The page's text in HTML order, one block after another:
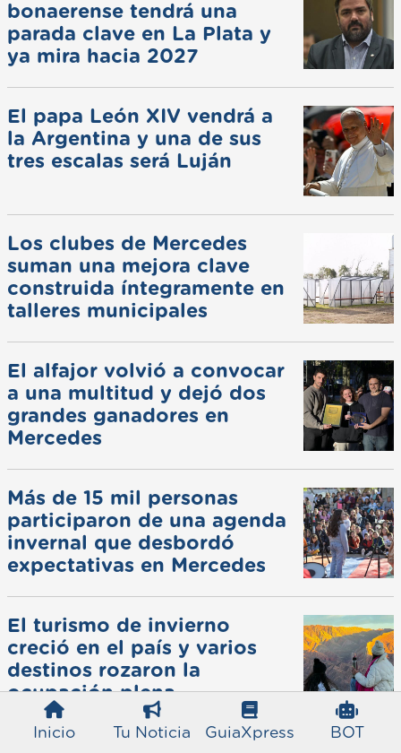
Inicio Tu Noticia GuiaXpress BOT
bonaerense tendrá una
parada clave en La Plata y
ya mira hacia 2027
El papa León XIV vendrá a
la Argentina y una de sus
tres escalas será Luján
Los clubes de Mercedes
suman una mejora clave
construida íntegramente en
talleres municipales
El alfajor volvió a convocar
a una multitud y dejó dos
grandes ganadores en
Mercedes
Más de 15 mil personas
participaron de una agenda
invernal que desbordó
expectativas en Mercedes
El turismo de invierno
creció en el país y varios
destinos rozaron la
ocupación plena